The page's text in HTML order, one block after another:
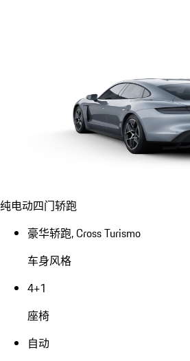
纯电动四门轿跑
豪华轿跑, Cross Turismo
车身风格
4+1
座椅
自动